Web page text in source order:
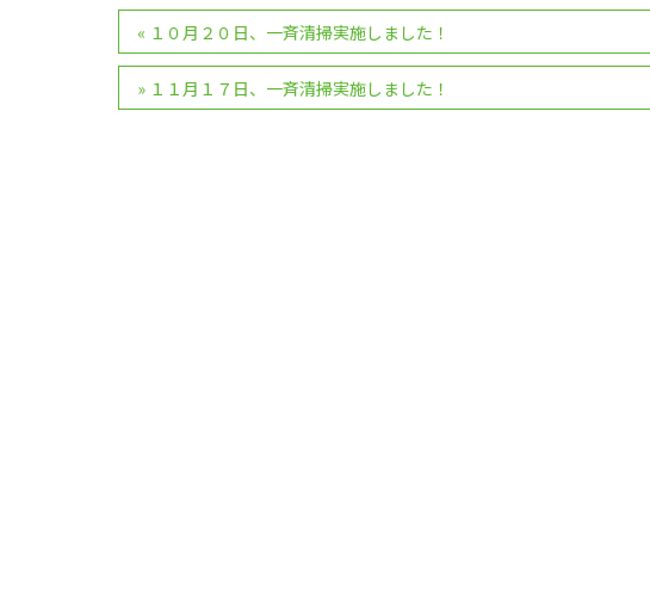
投
稿
ナ
« １０月２０日、一斉清掃実施しました！
» １１月１７日、一斉清掃実施しました！